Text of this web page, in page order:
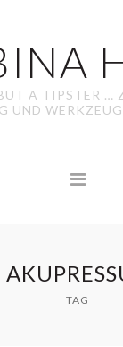
A TIPSTER …
UND
TAG